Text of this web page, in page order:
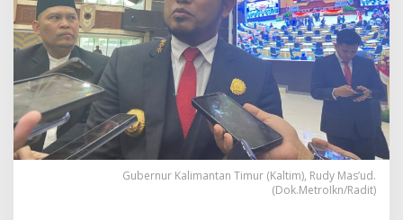
Gubernur Kalimantan Timur (Kaltim), Rudy Mas’ud.
(Dok.MetroIkn/Radit)